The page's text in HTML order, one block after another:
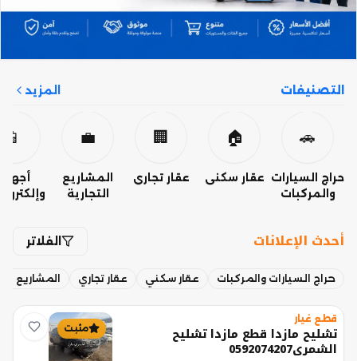
التصنيفات المزيد
🚗
حراج السيارات
والمركبات
🏠
عقار سكني
🏢
عقار تجاري
💼
المشاريع
التجارية
📱
أحدث الإعلانات الفلاتر
حراج السيارات والمركبات عقار سكني عقار تجاري المشاريع
مثبت
قطع غيار
تشليح مازدا قطع مازدا تشليح
الشمري0592074207